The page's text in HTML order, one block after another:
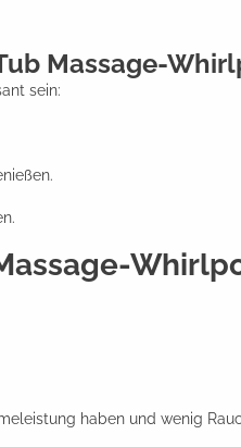
Massage-
sein:
haben und wenig